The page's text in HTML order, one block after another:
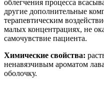
облегчения процесса
другие дополнительные
терапевтическим
малых концентрациях, не
самочувствие пациента.
Химические свойства:
ненавязчивым ароматом
оболочку.